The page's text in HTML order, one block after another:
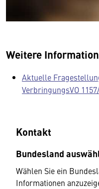
Weitere
Aktuelle
VerbringungsVO
Kontakt
Bundesland
Wählen Sie ein
Informationen